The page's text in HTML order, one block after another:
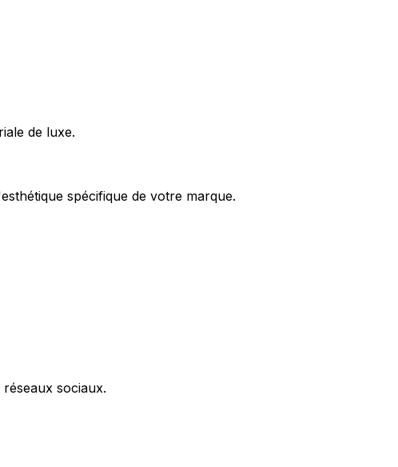
de luxe.
spécifique de votre marque.
sociaux.